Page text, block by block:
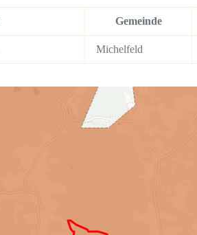
Gemeinde
Michelfeld